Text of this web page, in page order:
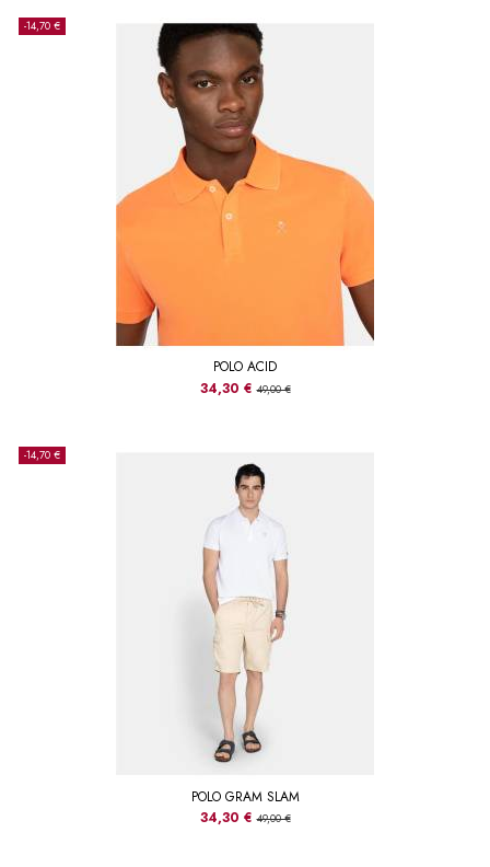
-14,70 €
POLO ACID
34,30 € 49,00 €
-14,70 €
POLO GRAM SLAM
34,30 € 49,00 €